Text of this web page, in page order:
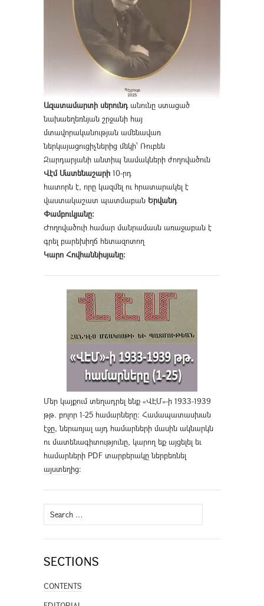
Ազատամարտի սերունդանունը ստացած
նախաեղեռնյան շրջանի հայ
մտավորականության ամենավառ
ներկայացուցիչներից մեկի՝ Ռուբեն
Զարդարյանի անտիպ նամակների ժողովածուն
Վէմ Մատենաշարի 10-րդ
հատորն է, որը կազմել ու հրատարակել է
վաստակաշատ պատմաբան Երվանդ
Փամբուկյանը։
Ժողովածուի համար մանրամասն առաջաբան է
գրել բարեխիղճ հետազոտող
Կարո Հովհաննիսյանը։
Մեր կայքում տեղադրել ենք «ՎԷՄ»-ի 1933-1939
թթ. բոլոր 1-25 համարները։ Համապատասխան
էջը, ներառյալ այդ համարների մասին ակնարկն
ու մատենագիտությունը, կարող եք այցելել եւ
համարների PDF տարբերակը ներբեռնել
այստեղից։
Search
for:
SECTIONS
CONTENTS